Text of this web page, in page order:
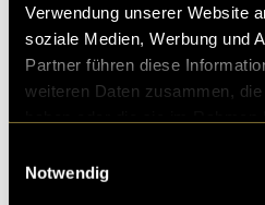
Verwendung unserer Website
soziale Medien, Werbung und
Partner führen diese
weiteren Daten zusammen,
Notwendig